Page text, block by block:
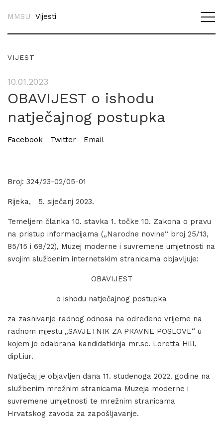
MMSU Vijesti
VIJEST
10.01.2023
OBAVIJEST o ishodu
natječajnog postupka
Facebook Twitter Email
Broj: 324/23-02/05-01
Rijeka, 5. siječanj 2023.
Temeljem članka 10. stavka 1. točke 10. Zakona o pravu
na pristup informacijama („Narodne novine“ broj 25/13,
85/15 i 69/22), Muzej moderne i suvremene umjetnosti na
svojim službenim internetskim stranicama objavljuje:
OBAVIJEST
o ishodu natječajnog postupka
za zasnivanje radnog odnosa na određeno vrijeme na
radnom mjestu „SAVJETNIK ZA PRAVNE POSLOVE“ u
kojem je odabrana kandidatkinja mr.sc. Loretta Hill,
dipl.iur.
Natječaj je objavljen dana 11. studenoga 2022. godine na
službenim mrežnim stranicama Muzeja moderne i
suvremene umjetnosti te mrežnim stranicama
Hrvatskog zavoda za zapošljavanje.